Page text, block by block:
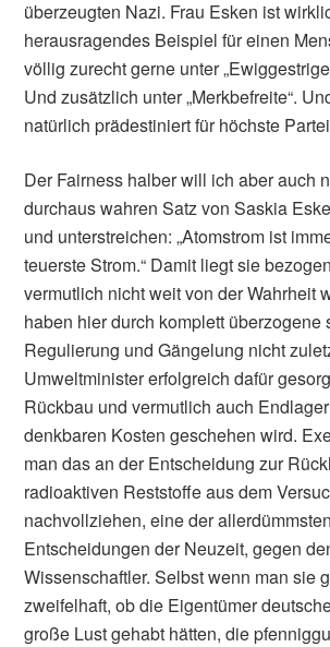
überzeugten Nazi. Frau Esken ist
herausragendes Beispiel für einen
völlig zurecht gerne unter
Und zusätzlich unter „Merkbefreite“.
natürlich prädestiniert für höchste
Der Fairness halber will ich aber auch
durchaus wahren Satz von Saskia
und unterstreichen: „Atomstrom ist
teuerste Strom.“ Damit liegt sie
vermutlich nicht weit von der Wahrheit
haben hier durch komplett überzogene
Regulierung und Gängelung nicht
Umweltminister erfolgreich dafür
Rückbau und vermutlich auch
denkbaren Kosten geschehen wird.
man das an der Entscheidung zur
radioaktiven Reststoffe aus dem
nachvollziehen, eine der
Entscheidungen der Neuzeit, gegen
Wissenschaftler. Selbst wenn man sie
zweifelhaft, ob die Eigentümer
große Lust gehabt hätten, die